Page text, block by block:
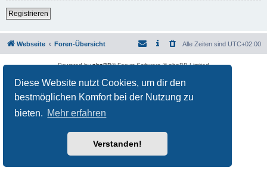
Diese Website nutzt Cookies, um dir den
bestmöglichen Komfort bei der Nutzung zu
bieten. Mehr erfahren
Verstanden!
Registrieren
Webseite Foren-Übersicht Alle Zeiten sind UTC+02:00
Powered byphpBB® Forum Software © phpBB Limited
Datenschutz|Nutzungsbedingungen